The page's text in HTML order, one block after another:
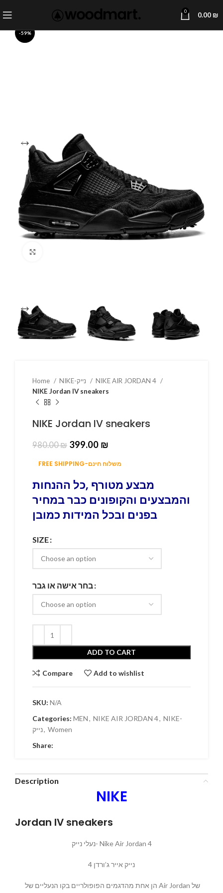
0 0.00 ₪
-59%
Home
NIKE AIR JORDAN 4
NIKE Jordan IV sneakers
NIKE Jordan IV sneakers
980.00₪ 399.00 ₪
FREE SHIPPING-משלוח חינם
מבצע מטורף ,כל ההנחות
והמבצעים והקופונים כבר במחיר
בפנים ובכל המידות כמובן
SIZE
בחר אישה או גבר
ADD TO CART
Compare Add to wishlist
SKU: N/A
Categories: MEN, NIKE AIR JORDAN 4, NIKE-
נייק, Women
Share:
Description
NIKE
Jordan IV sneakers
נעלי נייק- Nike Air Jordan 4
נייק אייר ג’ורדן 4